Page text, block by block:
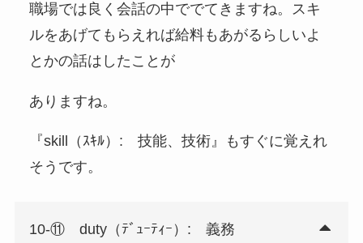
職場では良く会話の中ででてきますね。スキ
ルをあげてもらえれば給料もあがるらしいよ
とかの話はしたことが
ありますね。
『skill（ｽｷﾙ）: 技能、技術』もすぐに覚えれ
そうです。
10-⑪ duty（ﾃﾞｭｰﾃｨｰ）: 義務